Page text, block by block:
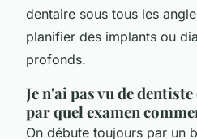
dentaire sous tous les
planifier des implants ou
profonds.
Je n'ai pas vu de
par quel examen
On débute toujours par un